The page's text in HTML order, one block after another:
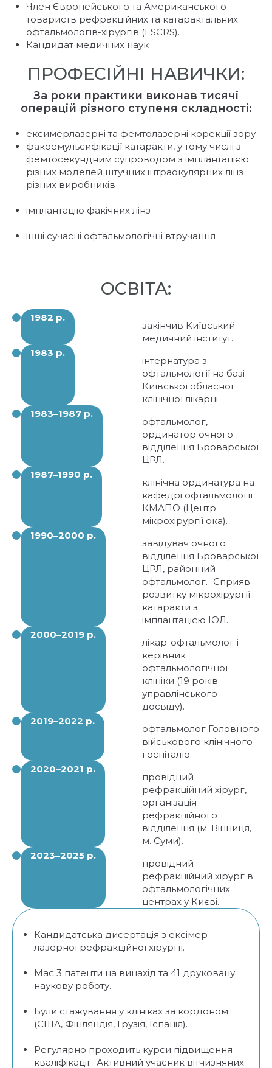
Член Європейського та Американського
товариств рефракційних та катарактальних
офтальмологів-хірургів (ESCRS).
Кандидат медичних наук
ПРОФЕСІЙНІ НАВИЧКИ:
За роки практики виконав тисячі
операцій різного ступеня складності:
ексимерлазерні та фемтолазерні корекції зору
факоемульсифікації катаракти, у тому числі з
фемтосекундним супроводом з імплантацією
різних моделей штучних інтраокулярних лінз
різних виробників
імплантацію факічних лінз
інші сучасні офтальмологічні втручання
ОСВІТА:
1982 р.
закінчив Київський
медичний інститут.
1983 р.
інтернатура з
офтальмології на базі
Київської обласної
клінічної лікарні.
1983–1987 р.
офтальмолог,
ординатор очного
відділення Броварської
ЦРЛ.
1987–1990 р.
клінічна ординатура на
кафедрі офтальмології
КМАПО (Центр
мікрохірургії ока).
1990–2000 р.
завідувач очного
відділення Броварської
ЦРЛ, районний
офтальмолог. Сприяв
розвитку мікрохірургії
катаракти з
імплантацією ІОЛ.
2000–2019 р.
лікар-офтальмолог і
керівник
офтальмологічної
клініки (19 років
управлінського
досвіду).
2019–2022 р.
офтальмолог Головного
військового клінічного
госпіталю.
2020–2021 р.
провідний
рефракційний хірург,
організація
рефракційного
відділення (м. Вінниця,
м. Суми).
2023–2025 р.
провідний
рефракційний хірург в
офтальмологічних
центрах у Києві.
Кандидатська дисертація з ексімер-
лазерної рефракційної хірургії.
Має 3 патенти на винахід та 41 друковану
наукову роботу.
Були стажування у клініках за кордоном
(США, Фінляндія, Грузія, Іспанія).
Регулярно проходить курси підвищення
кваліфікації. Активний учасник вітчизняних